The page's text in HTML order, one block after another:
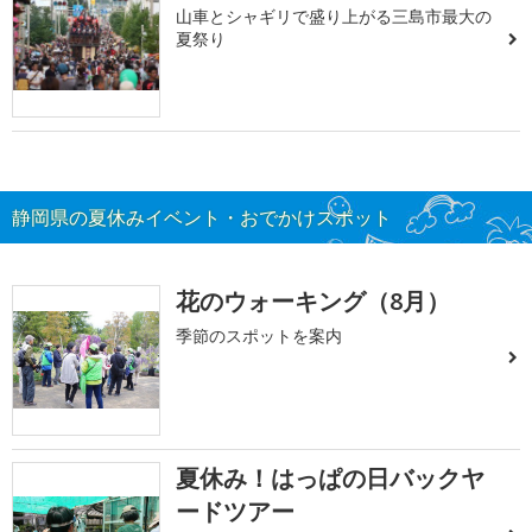
山車とシャギリで盛り上がる三島市最大の
夏祭り
静岡県の夏休みイベント・おでかけスポット
花のウォーキング（8月）
季節のスポットを案内
夏休み！はっぱの日バックヤ
ードツアー